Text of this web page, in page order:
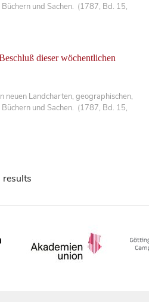
und Sachen. (1787, Bd. 15,
dieser wöchentlichen
neuen Landcharten, geographischen,
und Sachen. (1787, Bd. 15,
results